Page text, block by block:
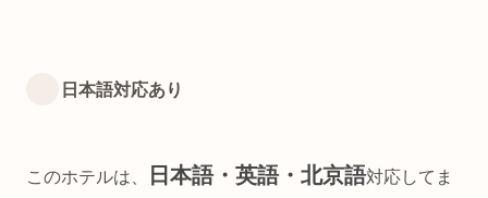
日本語対応あり
このホテルは、 日本語・英語・北京語対応してま